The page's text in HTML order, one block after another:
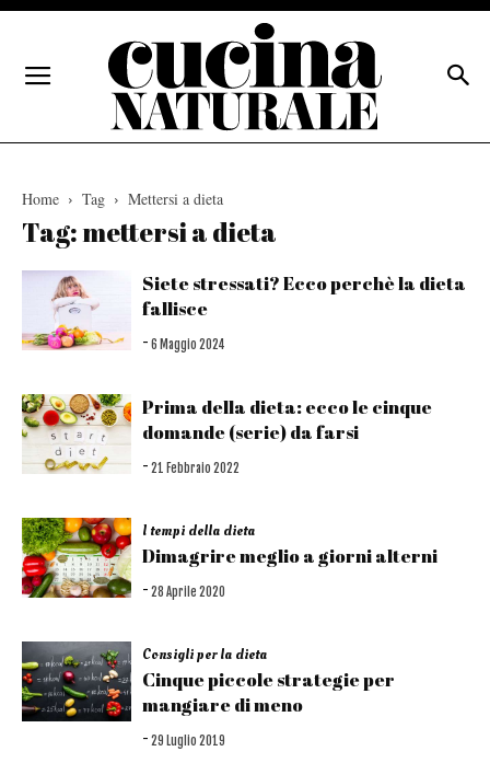
Home Tag Mettersi a dieta
Tag: mettersi a dieta
Siete stressati? Ecco perchè la dieta
fallisce
- 6 Maggio 2024
Prima della dieta: ecco le cinque
domande (serie) da farsi
- 21 Febbraio 2022
I tempi della dieta
Dimagrire meglio a giorni alterni
- 28 Aprile 2020
Consigli per la dieta
Cinque piccole strategie per
mangiare di meno
- 29 Luglio 2019